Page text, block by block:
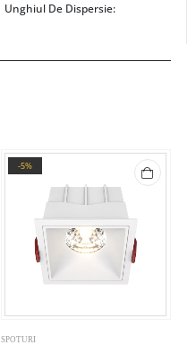
Unghiul De Dispersie:
-5%
SPOTURI